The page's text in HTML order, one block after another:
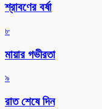
শ্রাবণের বর্ষা
৮
মায়ার গভীরতা
৯
রাত শেষে দিন